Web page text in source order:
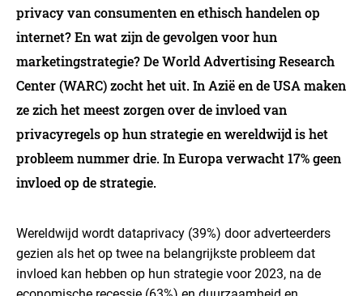
privacy van consumenten en ethisch handelen op
internet? En wat zijn de gevolgen voor hun
marketingstrategie? De World Advertising Research
Center (WARC) zocht het uit. In Azië en de USA maken
ze zich het meest zorgen over de invloed van
privacyregels op hun strategie en wereldwijd is het
probleem nummer drie. In Europa verwacht 17% geen
invloed op de strategie.
Wereldwijd wordt dataprivacy (39%) door adverteerders
gezien als het op twee na belangrijkste probleem dat
invloed kan hebben op hun strategie voor 2023, na de